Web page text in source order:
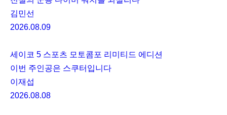
김민선
2026.08.09
세이코 5 스포츠 모토콤포 리미티드 에디션
이번 주인공은 스쿠터입니다
이재섭
2026.08.08